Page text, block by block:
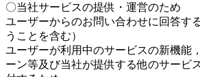
サ
ロ
〇当社サービスの提供・運営のため
ユーザーからのお問い合わせに回答す
うことを含む）
ユーザーが利用中のサービスの新機能
ーン等及び当社が提供する他のサービ